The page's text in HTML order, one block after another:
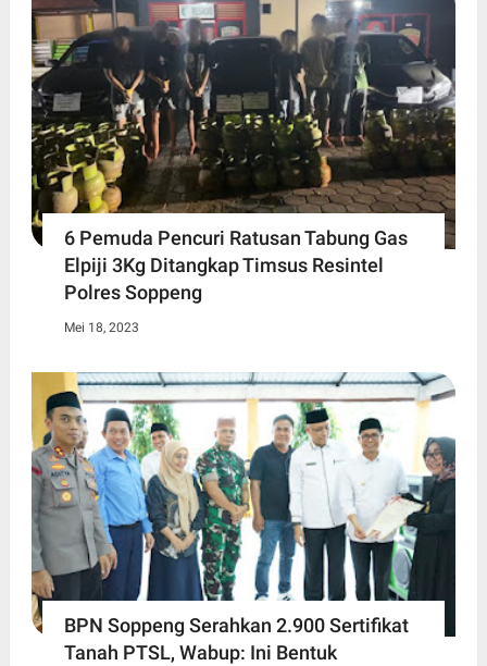
6 Pemuda Pencuri Ratusan Tabung Gas
Elpiji 3Kg Ditangkap Timsus Resintel
Polres Soppeng
Mei 18, 2023
BPN Soppeng Serahkan 2.900 Sertifikat
Tanah PTSL, Wabup: Ini Bentuk